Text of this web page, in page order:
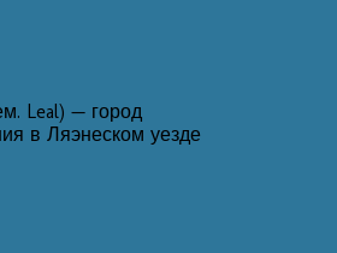
Leal) — город
в Ляэнеском уезде